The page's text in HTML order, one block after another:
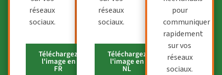
réseaux
sociaux.
Téléchargez
l'image en
FR
réseaux
sociaux.
Téléchargez
l'image en
NL
pour
communiquer
rapidement
sur vos
réseaux
sociaux.